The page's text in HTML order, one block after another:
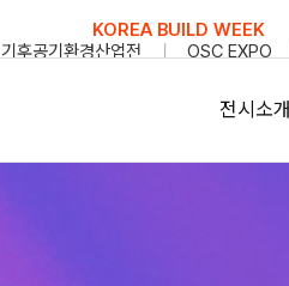
KOREA BUILD WEEK
기후공기환경산업전 OSC EXPO
전시소개